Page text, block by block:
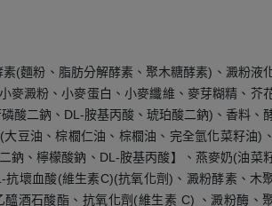
(麵粉、脂肪分解酵素、聚木糖酵素)、澱粉液
澱粉、小麥蛋白、小麥纖維、麥芽糊精、芥
酸二鈉、DL-胺基丙酸、琥珀酸二鈉)、香料、
豆油、棕櫚仁油、棕櫚油、完全氫化菜籽油)
、檸檬酸鈉、DL-胺基丙酸】、燕麥奶(油菜
壞血酸(維生素C)(抗氧化劑)、澱粉酵素、木
酒石酸酯、抗氧化劑(維生素 C) 、澱粉酶、